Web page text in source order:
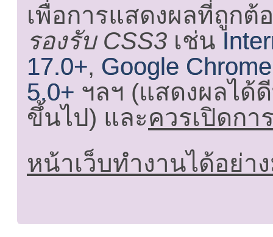
เพื่อการแสดงผลที่ถูกต้
รองรับ CSS3 เช่น
17.0+, Google
5.0+ ฯลฯ (แสดงผลได้
ขึ้นไป) และควรเปิดกา
หน้าเว็บทำงานได้อย่า